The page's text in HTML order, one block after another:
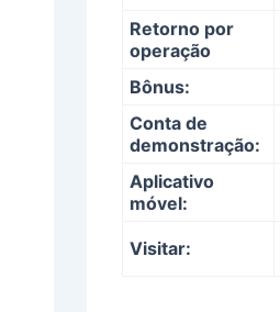
Retorno por
operação
Bônus:
Conta de
demonstração:
Aplicativo
móvel:
Visitar: